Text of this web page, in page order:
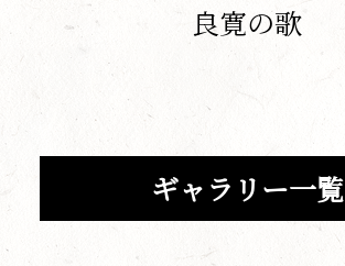
良寛の歌
ギャラリー一覧